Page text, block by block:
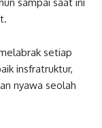
setiap
insfratruktur,
nyawa seolah